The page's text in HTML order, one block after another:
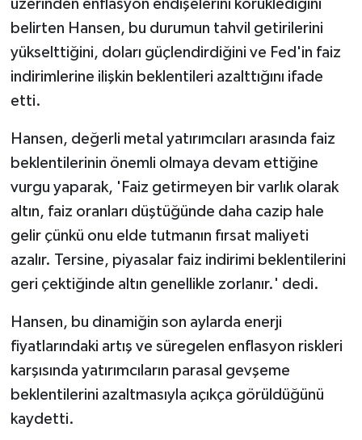
üzerinden enflasyon endişelerini körüklediğini
belirten Hansen, bu durumun tahvil getirilerini
yükselttiğini, doları güçlendirdiğini ve Fed'in faiz
indirimlerine ilişkin beklentileri azalttığını ifade
etti.
Hansen, değerli metal yatırımcıları arasında faiz
beklentilerinin önemli olmaya devam ettiğine
vurgu yaparak, 'Faiz getirmeyen bir varlık olarak
altın, faiz oranları düştüğünde daha cazip hale
gelir çünkü onu elde tutmanın fırsat maliyeti
azalır. Tersine, piyasalar faiz indirimi beklentilerini
geri çektiğinde altın genellikle zorlanır.' dedi.
Hansen, bu dinamiğin son aylarda enerji
fiyatlarındaki artış ve süregelen enflasyon riskleri
karşısında yatırımcıların parasal gevşeme
beklentilerini azaltmasıyla açıkça görüldüğünü
kaydetti.